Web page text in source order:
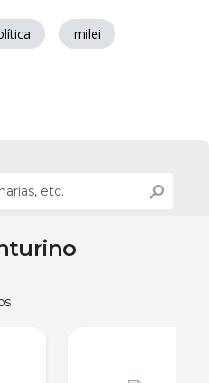
milei